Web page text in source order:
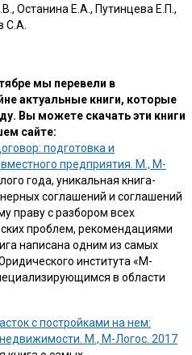
Останина Е.А., Путинцева Е.П.,
С.А.
мы перевели в
актуальные книги, которые
Вы можете скачать эти книги
сайте:
подготовка и
предприятия. М., М-
года, уникальная книга-
соглашений и соглашений
праву с разбором всех
проблем, рекомендациями
написана одним из самых
института «М-
в области
с постройками на нем:
М., М-Логос. 2017